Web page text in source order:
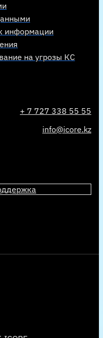
информации
на угрозы КС
+ 7 727 338 55 55
info@icore.kz